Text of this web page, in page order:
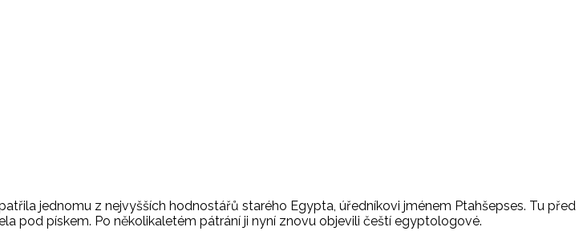
jednomu z nejvyšších hodnostářů starého Egypta, úředníkovi jménem Ptahšepses. Tu před
pod pískem. Po několikaletém pátrání ji nyní znovu objevili čeští egyptologové.